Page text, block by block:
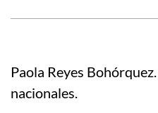
Paola Reyes
nacionales.